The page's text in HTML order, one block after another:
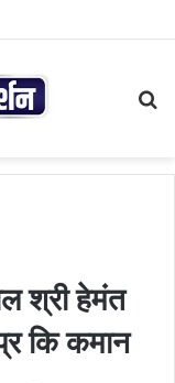
श्री हेमंत
कि कमान